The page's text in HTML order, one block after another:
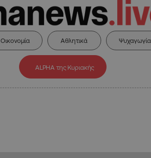
Οικονομία Αθλητικά Ψυχαγωγία
ALPHA της Κυριακής